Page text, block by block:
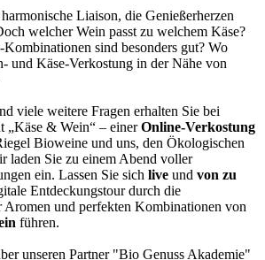
Liaison, die Genießerherzen
welcher Wein passt zu welchem Käse?
sind besonders gut? Wo
und Käse-Verkostung in der Nähe von
viele weitere Fragen erhalten Sie bei
„Käse & Wein“ – einerOnline-Verkostung
Bioweine und uns, den Ökologischen
laden Sie zu einem Abend voller
ein. Lassen Sie sich live und von zu
Entdeckungstour durch die
Aromen und perfekten Kombinationen von
führen.
unseren Partner "Bio Genuss Akademie"